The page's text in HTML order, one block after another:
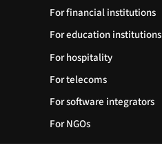
For financial institutions
For education institutions
For hospitality
For telecoms
For software integrators
For NGOs